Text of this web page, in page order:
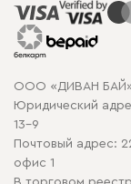
Рассрочка и кредит
Гарантия
Карта сайта
Политика
Политика в
Распродажа
ООО «ДИВАН
Юридический
13-9
Почтовый адрес:
офис 1